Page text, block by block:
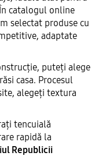
catalogul online
selectat produse cu
adaptate
puteți alege
casa. Procesul
alegeți textura
tencuială
rapidă la
Republicii